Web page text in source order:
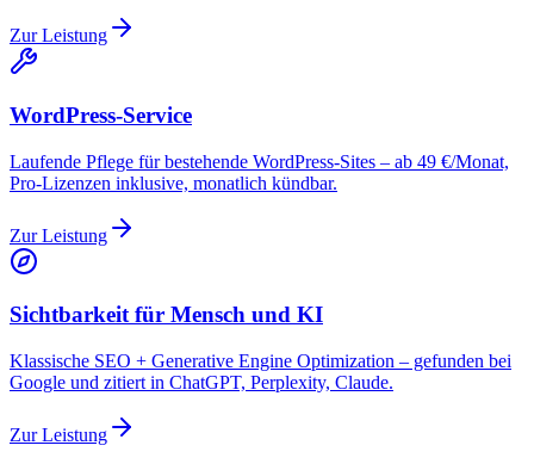
Zur Leistung
WordPress-Service
Laufende Pflege für bestehende WordPress-Sites – ab 49 €/Monat,
Pro-Lizenzen inklusive, monatlich kündbar.
Zur Leistung
Sichtbarkeit für Mensch und KI
Klassische SEO + Generative Engine Optimization – gefunden bei
Google und zitiert in ChatGPT, Perplexity, Claude.
Zur Leistung